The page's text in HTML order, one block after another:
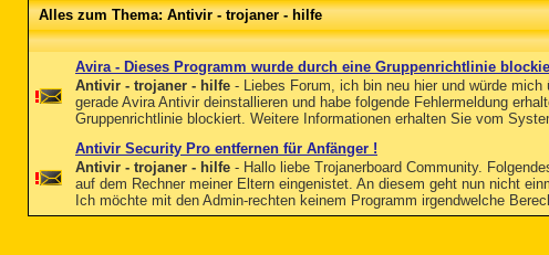
Alles zum Thema: Antivir - trojaner - hilfe
Avira - Dieses Programm wurde durch eine Gruppenrichtlinie
Antivir - trojaner - hilfe - Liebes Forum, ich bin neu hier und würde
gerade Avira Antivir deinstallieren und habe folgende Fehlermeldung
Gruppenrichtlinie blockiert. Weitere Informationen erhalten Sie vom
Antivir Security Pro entfernen für Anfänger !
Antivir - trojaner - hilfe - Hallo liebe Trojanerboard Community.
auf dem Rechner meiner Eltern eingenistet. An diesem geht nun nicht
Ich möchte mit den Admin-rechten keinem Programm irgendwelche